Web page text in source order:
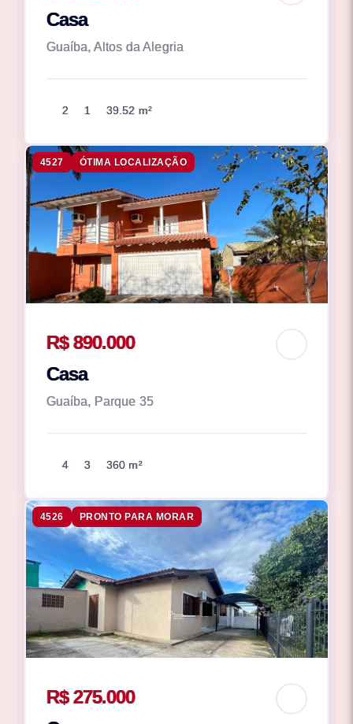
Casa
Guaíba, Altos da Alegria
2 1 39.52 m²
4527 ÓTIMA LOCALIZAÇÃO
R$ 890.000
Casa
Guaíba, Parque 35
4 3 360 m²
4526 PRONTO PARA MORAR
R$ 275.000